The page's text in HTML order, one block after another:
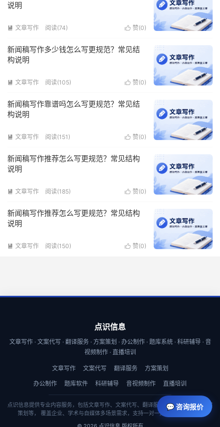
说明
 赞(0)
 文章写作 阅读(74)
新闻稿写作多少钱怎么写更规范？常见结
构说明
 赞(0)
 文章写作 阅读(105)
新闻稿写作靠谱吗怎么写更规范？常见结
构说明
 赞(0)
 文章写作 阅读(151)
新闻稿写作推荐怎么写更规范？常见结构
说明
 赞(0)
 文章写作 阅读(185)
新闻稿写作推荐怎么写更规范？常见结构
说明
 赞(0)
 文章写作 阅读(150)
点识信息
文章写作 · 文案代写 · 翻译服务 · 方案策划 · 办公制作 · 题库系统 · 科研辅导 · 音
视频制作 · 直播培训
文章写作 文案代写 翻译服务 方案策划
办公制作 题库软件 科研辅导 音视频制作 直播培训
点识信息提供专业内容服务，包括文章写作、文案代写、翻译服务、商业计划书与方案
策划等， 覆盖企业、学术与自媒体多场景需求，支持一对一定制与快速交付。
💬 咨询报价